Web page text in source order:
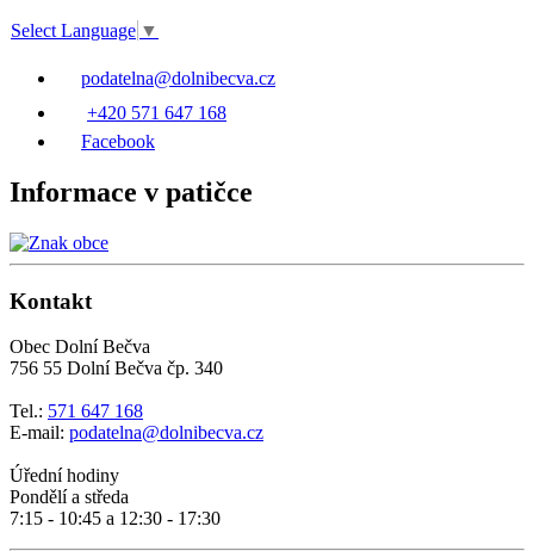
Select Language ▼
podatelna@dolnibecva.cz
+420 571 647 168
Facebook
Informace v patičce
Kontakt
Obec Dolní Bečva
756 55 Dolní Bečva čp. 340
Tel.: 571 647 168
E-mail: podatelna@dolnibecva.cz
Úřední hodiny
Pondělí a středa
7:15 - 10:45 a 12:30 - 17:30